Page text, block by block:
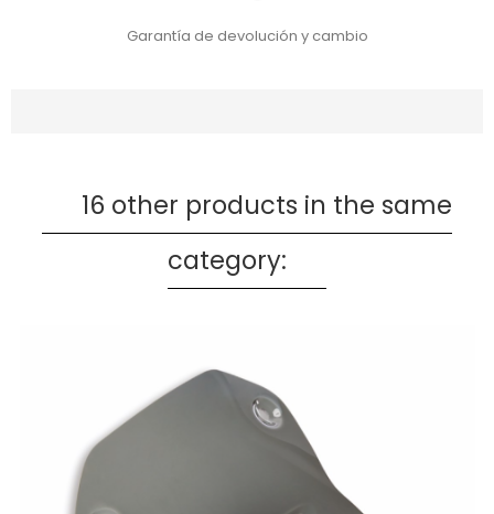
Garantía de devolución y cambio
16 other products in the same
category: